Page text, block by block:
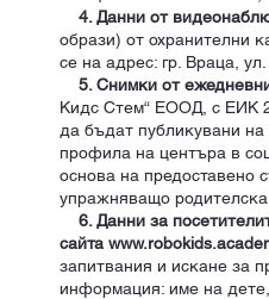
4. Данни от
образи) от охранителни
се на адрес: гр. Враца,
5. Снимки от
Кидс Стем“ ЕООД, с ЕИК
да бъдат публикувани
профила на центъра в
основа на предоставено
упражняващо родителска
6. Данни за
сайта
запитвания и искане за
информация: име на